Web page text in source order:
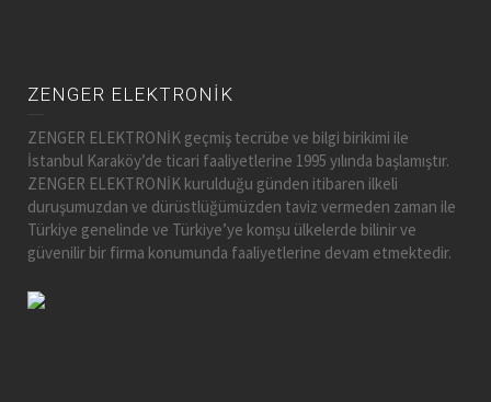
ZENGER ELEKTRONİK
ZENGER ELEKTRONİK geçmiş tecrübe ve bilgi birikimi ile
İstanbul Karaköy’de ticari faaliyetlerine 1995 yılında başlamıştır.
ZENGER ELEKTRONİK kurulduğu günden itibaren ilkeli
duruşumuzdan ve dürüstlüğümüzden taviz vermeden zaman ile
Türkiye genelinde ve Türkiye’ye komşu ülkelerde bilinir ve
güvenilir bir firma konumunda faaliyetlerine devam etmektedir.